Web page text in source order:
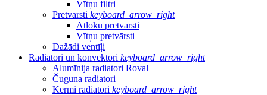
Vītņu filtri
Pretvārsti keyboard_arrow_right
Atloku pretvārsti
Vītņu pretvārsti
Dažādi ventīļi
Radiatori un konvektori keyboard_arrow_right
Alumīnija radiatori Roval
Čuguna radiatori
Kermi radiatori keyboard_arrow_right